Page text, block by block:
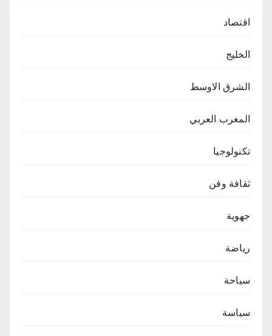
اقتصاد
الخليج
الشرق الاوسط
المغرب العربي
تكنولوجيا
ثقافة وفن
جهوية
رياضة
سياحة
سياسة